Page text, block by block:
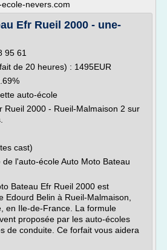
nevers.com
Efr Rueil 2000 - une-
95 61
de 20 heures) : 1495EUR
auto-école
Rueil 2000 - Rueil-Malmaison 2 sur
cast)
l'auto-école Auto Moto Bateau
Bateau Efr Rueil 2000 est
Edourd Belin à Rueil-Malmaison,
en Ile-de-France. La formule
proposée par les auto-écoles
de conduite. Ce forfait vous aidera